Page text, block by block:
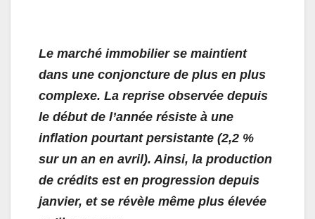
Le marché immobilier se maintient
dans une conjoncture de plus en plus
complexe. La reprise observée depuis
le début de l’année résiste à une
inflation pourtant persistante (2,2 %
sur un an en avril). Ainsi, la production
de crédits est en progression depuis
janvier, et se révèle même plus élevée